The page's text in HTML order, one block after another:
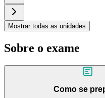
Mostrar todas as unidades
Sobre o exame
Como se